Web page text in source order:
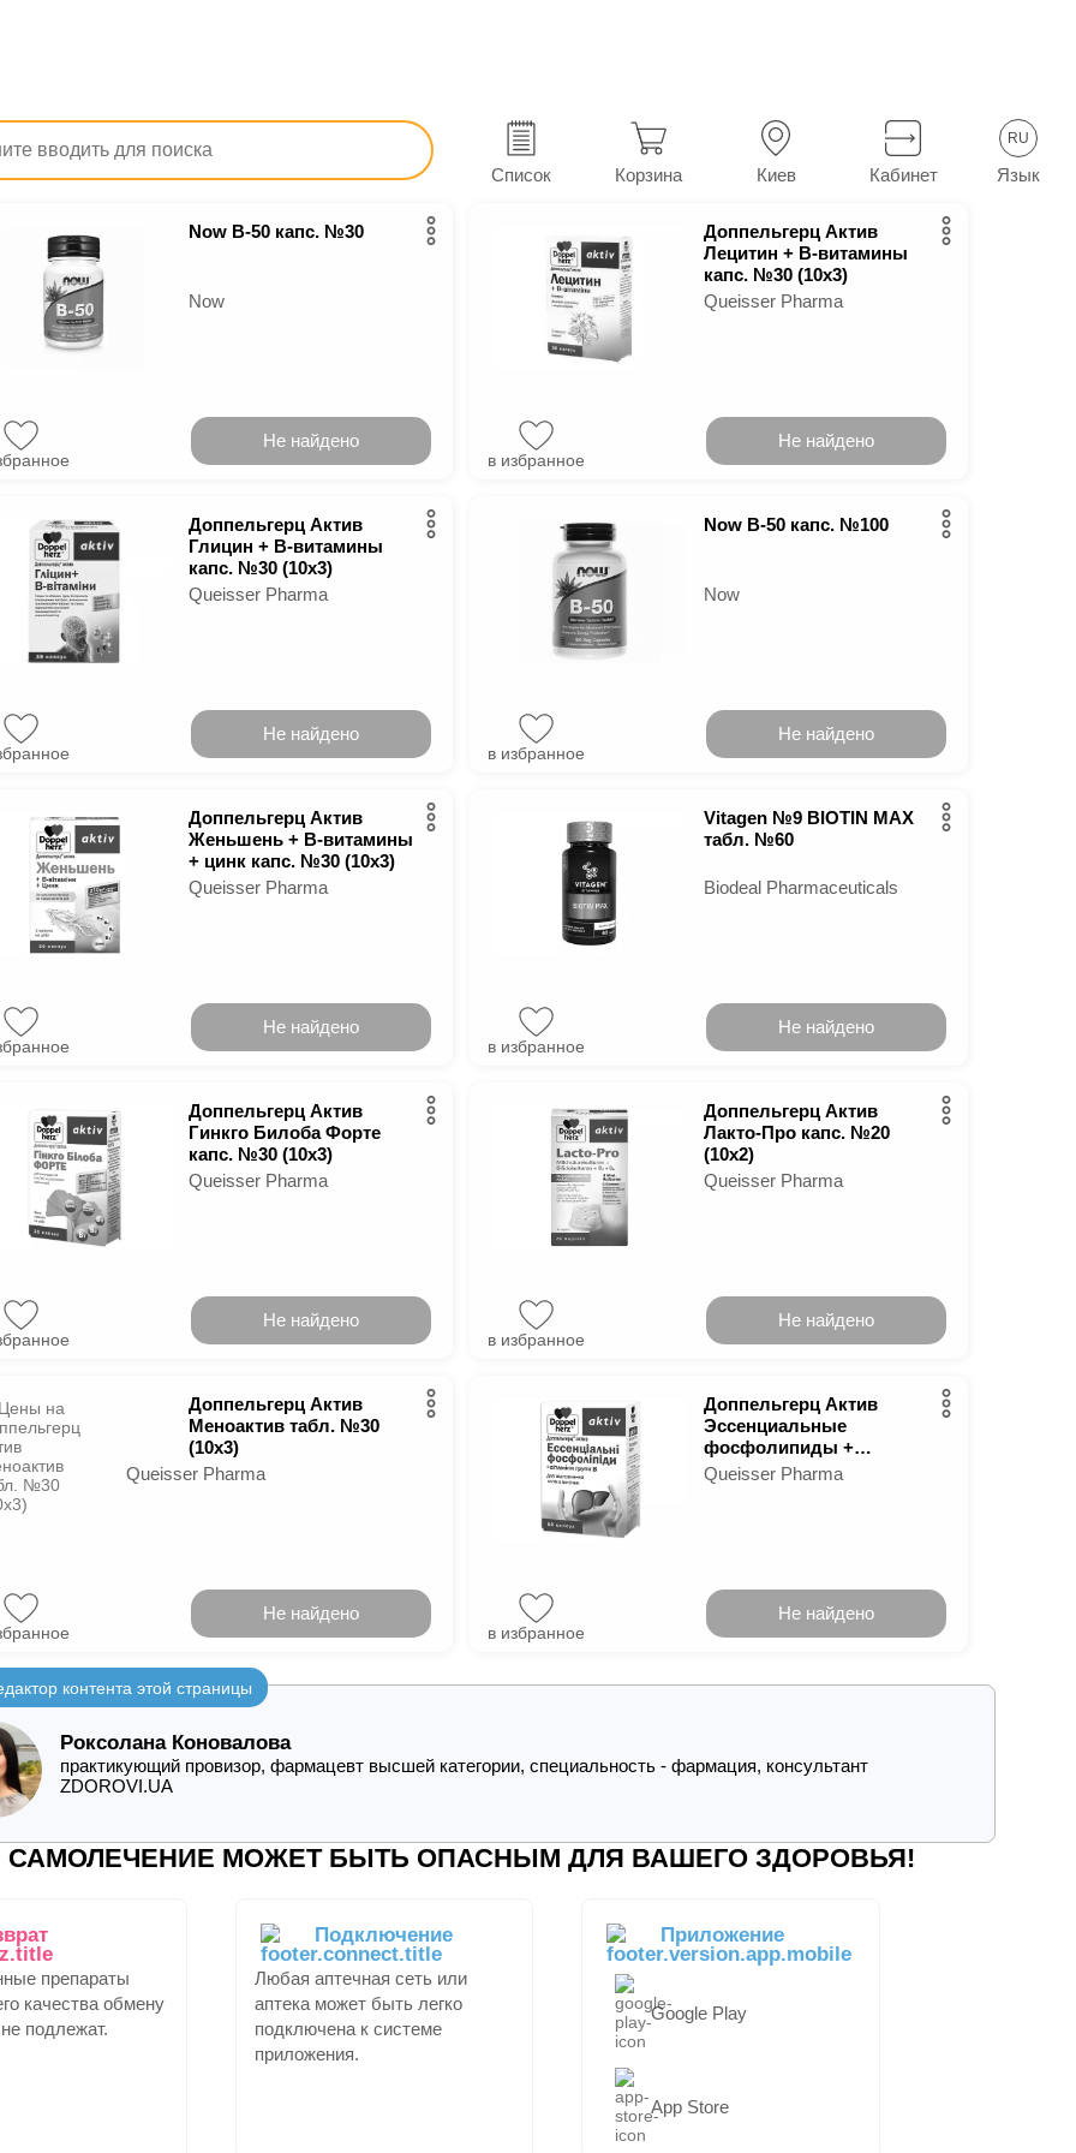
Список Корзина Киев Кабинет
RU
Язык
Витамины и минеральные диетические добавки Витаминные добавки Витамин B в г.Киев
B
Now B-50 капс. №30
Now
Не найдено
Доппельгерц Актив
Лецитин + B-витамины
капс. №30 (10х3)
Queisser Pharma
в избранное
Не найдено
Доппельгерц Актив
Глицин + B-витамины
капс. №30 (10х3)
Queisser Pharma
Не найдено
Now B-50 капс. №100
Now
в избранное
Не найдено
Доппельгерц Актив
Женьшень + B-витамины
+ цинк капс. №30 (10х3)
Queisser Pharma
Не найдено
Vitagen №9 BIOTIN MAX
табл. №60
Biodeal Pharmaceuticals
в избранное
Не найдено
Доппельгерц Актив
Гинкго Билоба Форте
капс. №30 (10х3)
Queisser Pharma
Не найдено
Доппельгерц Актив
Лакто-Про капс. №20
(10х2)
Queisser Pharma
в избранное
Не найдено
Доппельгерц Актив
Меноактив табл. №30
(10х3)
Queisser Pharma
Не найдено
Доппельгерц Актив
Эссенциальные
фосфолипиды +
витамины группы В капс.
№50 (10х5)
Queisser Pharma
в избранное
Не найдено
контента этой страницы
Роксолана Коновалова
практикующий провизор, фармацевт высшей категории, специальность - фармация, консультант
ZDOROVI.UA
САМОЛЕЧЕНИЕ МОЖЕТ БЫТЬ ОПАСНЫМ ДЛЯ ВАШЕГО ЗДОРОВЬЯ!
препараты
качества обмену
подлежат.
Подключение
Любая аптечная сеть или
аптека может быть легко
подключена к системе
приложения.
Приложение
Google Play
App Store